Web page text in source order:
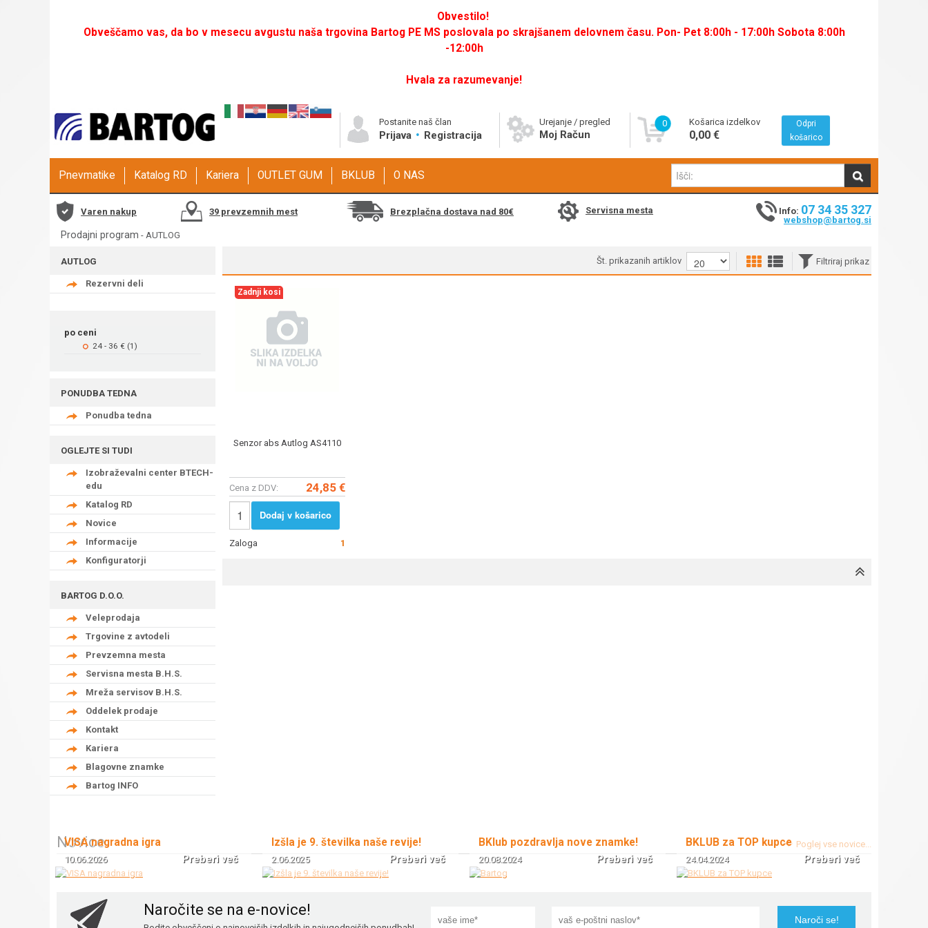
Obvestilo!
Obveščamo vas, da bo v mesecu avgustu naša trgovina Bartog PE MS poslovala po skrajšanem delovnem času. Pon- Pet 8:00h - 17:00h Sobota 8:00h
-12:00h
Hvala za razumevanje!
Postanite naš član
Prijava Registracija
Urejanje / pregled
Moj Račun
0 Košarica izdelkov
0,00 €
Odpri
košarico
Pnevmatike Katalog RD Kariera OUTLET GUM BKLUB O NAS
Varen nakup 39 prevzemnih mest Brezplačna dostava nad 80€ Servisna mesta Info: 07 34 35 327
webshop@bartog.si
Prodajni program - AUTLOG
AUTLOG
Rezervni deli
po ceni
24 - 36 € (1)
PONUDBA TEDNA
Ponudba tedna
OGLEJTE SI TUDI
Izobraževalni center BTECH-
edu
Katalog RD
Novice
Informacije
Konfiguratorji
BARTOG D.O.O.
Veleprodaja
Trgovine z avtodeli
Prevzemna mesta
Servisna mesta B.H.S.
Mreža servisov B.H.S.
Oddelek prodaje
Kontakt
Kariera
Blagovne znamke
Bartog INFO
Filtriraj prikaz
Št. prikazanih artiklov
Zadnji kosi
Senzor abs Autlog AS4110
Cena z DDV: 24,85 €
Dodaj v košarico
Zaloga 1
Novice Poglej vse novice...
VISA nagradna igra
10.06.2026 Preberi več
Izšla je 9. številka naše revije!
2.06.2025 Preberi več
BKlub pozdravlja nove znamke!
20.08.2024 Preberi več
BKLUB za TOP kupce
24.04.2024 Preberi več
Naročite se na e-novice!